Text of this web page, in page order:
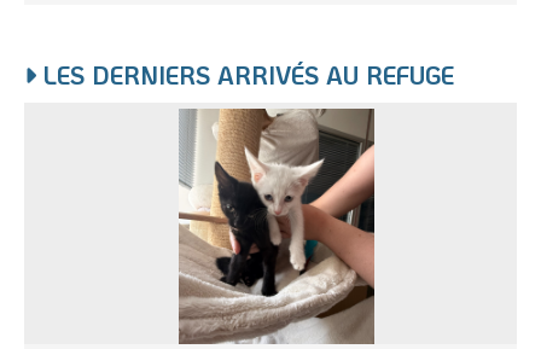
LES DERNIERS ARRIVÉS AU REFUGE